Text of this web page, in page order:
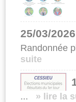
25/03/
Randonnée
suite
... » lire la